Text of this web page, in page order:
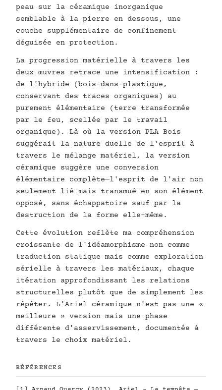
peau sur la céramique inorganique
semblable à la pierre en dessous, une
couche supplémentaire de confinement
déguisée en protection.
La progression matérielle à travers les
deux œuvres retrace une intensification :
de l'hybride (bois-dans-plastique,
conservant des traces organiques) au
purement élémentaire (terre transformée
par le feu, scellée par le travail
organique). Là où la version PLA Bois
suggérait la nature duelle de l'esprit à
travers le mélange matériel, la version
céramique suggère une conversion
élémentaire complète—l'esprit de l'air non
seulement lié mais transmué en son élément
opposé, sans échappatoire sauf par la
destruction de la forme elle-même.
Cette évolution reflète ma compréhension
croissante de l'idéamorphisme non comme
traduction statique mais comme exploration
sérielle à travers les matériaux, chaque
itération approfondissant les relations
structurelles plutôt que de simplement les
répéter. L'Ariel céramique n'est pas une «
meilleure » version mais une phase
différente d'asservissement, documentée à
travers le choix matériel.
RÉFÉRENCES